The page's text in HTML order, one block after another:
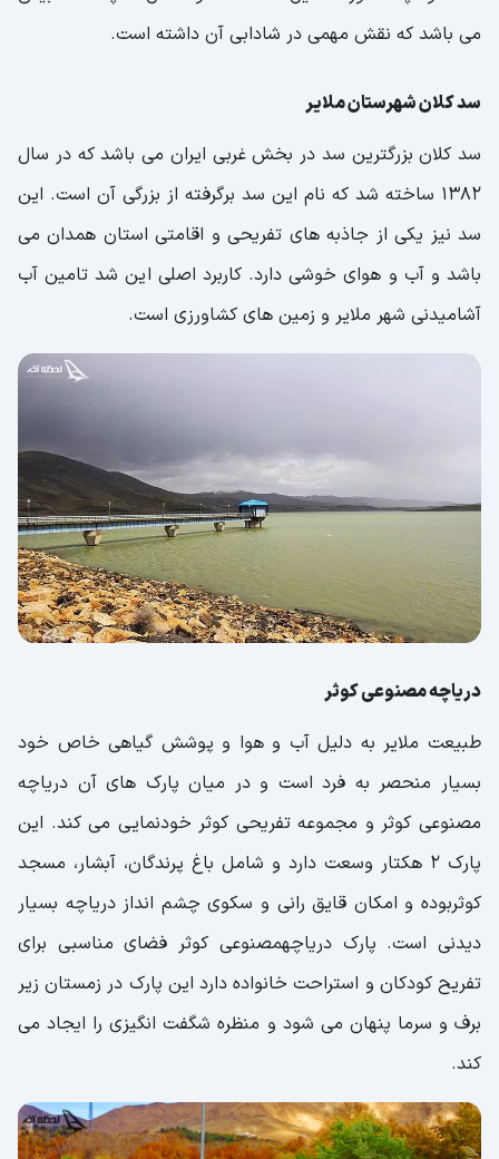
می باشد که نقش مهمی در شادابی آن داشته است.
سد کلان شهرستان ملایر
سد کلان بزرگترین سد در بخش غربی ایران می باشد که در سال
1382 ساخته شد که نام این سد برگرفته از بزرگی آن است. این
سد نیز یکی از جاذبه های تفریحی و اقامتی استان همدان می
باشد و آب و هوای خوشی دارد. کاربرد اصلی این شد تامین آب
آشامیدنی شهر ملایر و زمین های کشاورزی است.
دریاچه مصنوعی کوثر
طبیعت ملایر به دلیل آب و هوا و پوشش گیاهی خاص خود
بسیار منحصر به فرد است و در میان پارک های آن دریاچه
مصنوعی کوثر و مجموعه تفریحی کوثر خودنمایی می کند. این
پارک 2 هکتار وسعت دارد و شامل باغ پرندگان، آبشار، مسجد
کوثربوده و امکان قایق رانی و سکوی چشم انداز دریاچه بسیار
دیدنی است. پارک دریاچهمصنوعی کوثر فضای مناسبی برای
تفریح کودکان و استراحت خانواده دارد این پارک در زمستان زیر
برف و سرما پنهان می شود و منظره شگفت انگیزی را ایجاد می
کند.